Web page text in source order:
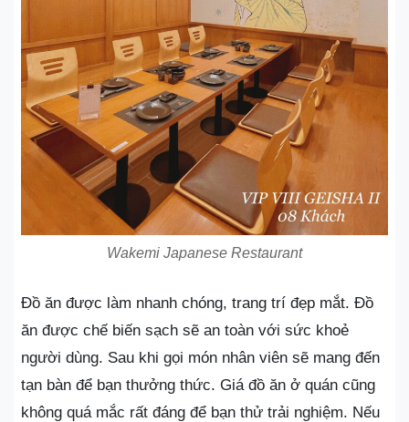
Wakemi Japanese Restaurant
Đồ ăn được làm nhanh chóng, trang trí đẹp mắt. Đồ
ăn được chế biến sạch sẽ an toàn với sức khoẻ
người dùng. Sau khi gọi món nhân viên sẽ mang đến
tạn bàn để bạn thưởng thức. Giá đồ ăn ở quán cũng
không quá mắc rất đáng để bạn thử trải nghiệm. Nếu